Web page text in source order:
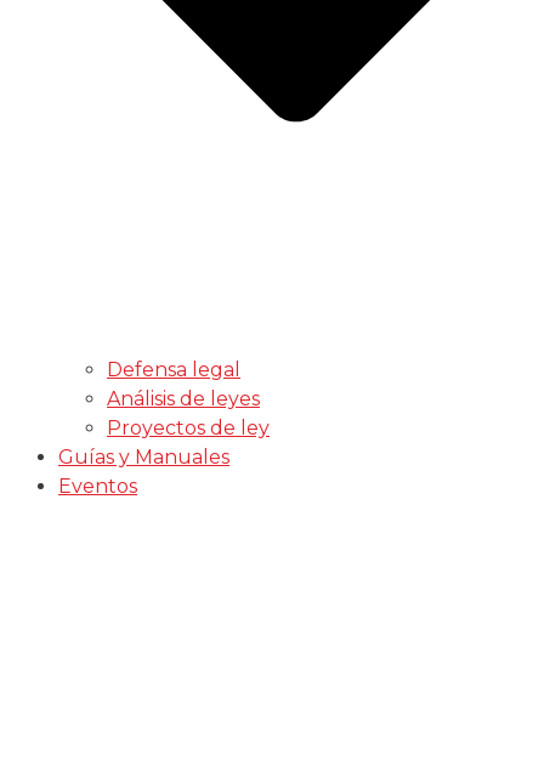
Defensa legal
Análisis de leyes
Proyectos de ley
Guías y Manuales
Eventos